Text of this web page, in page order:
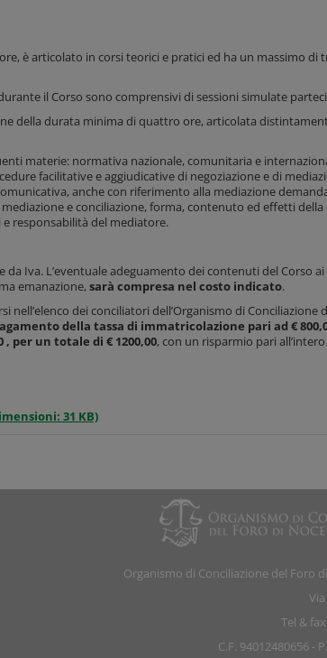
è articolato in corsi teorici e pratici ed ha un massimo di
il Corso sono comprensivi di sessioni simulate
della durata minima di quattro ore, articolata
materie: normativa nazionale, comunitaria e
facilitative e aggiudicative di negoziazione e di
anche con riferimento alla mediazione
e conciliazione, forma, contenuto ed effetti
e responsabilità del mediatore.
da Iva. L’eventuale adeguamento dei contenuti del Corso
emanazione,sarà compresa nel costo indicato.
dei conciliatori dell’Organismo di Conciliazione
della tassa di immatricolazione pari ad €
, per un totale di € 1200,00, con un risparmio pari
31 KB)
Organismo di Conciliazione del Foro
Tel &
C.F. 94012480656 -